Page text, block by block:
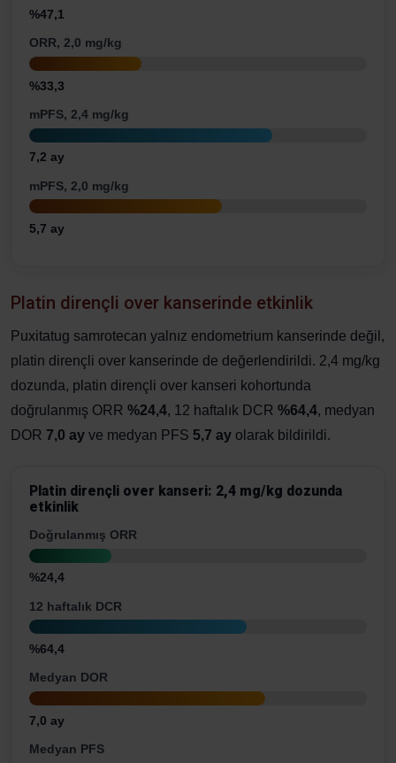
%47,1
ORR, 2,0 mg/kg
%33,3
mPFS, 2,4 mg/kg
7,2 ay
mPFS, 2,0 mg/kg
5,7 ay
Platin dirençli over kanserinde etkinlik
Puxitatug samrotecan yalnız endometrium kanserinde değil,
platin dirençli over kanserinde de değerlendirildi. 2,4 mg/kg
dozunda, platin dirençli over kanseri kohortunda
doğrulanmış ORR %24,4, 12 haftalık DCR %64,4, medyan
DOR 7,0 ay ve medyan PFS 5,7 ay olarak bildirildi.
Platin dirençli over kanseri: 2,4 mg/kg dozunda
etkinlik
Doğrulanmış ORR
%24,4
12 haftalık DCR
%64,4
Medyan DOR
7,0 ay
Medyan PFS